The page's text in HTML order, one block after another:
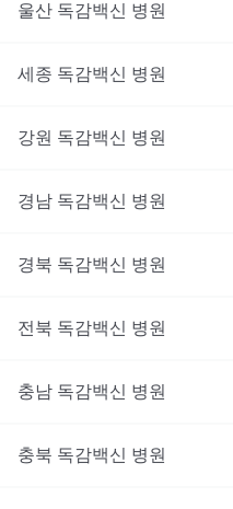
울산 독감백신 병원
세종 독감백신 병원
강원 독감백신 병원
경남 독감백신 병원
경북 독감백신 병원
전북 독감백신 병원
충남 독감백신 병원
충북 독감백신 병원